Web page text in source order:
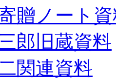
贈ノート
郎旧蔵資料
関連資料